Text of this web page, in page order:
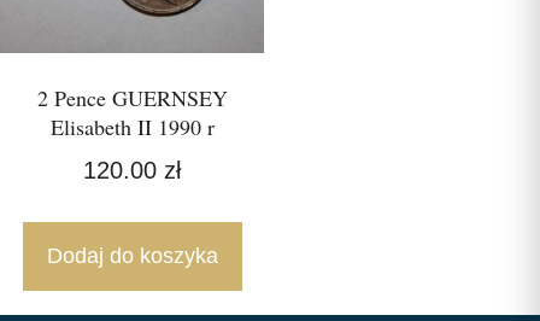
2 Pence GUERNSEY
Elisabeth II 1990 r
120.00 zł
Dodaj do koszyka